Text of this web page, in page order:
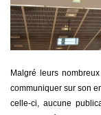
Malgré leurs
communiquer sur son
celle-ci, aucune